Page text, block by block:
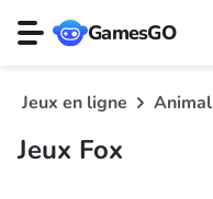
GamesGO
Jeux en ligne Animal
Jeux Fox